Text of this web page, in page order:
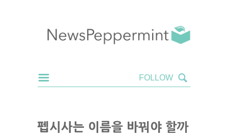
펩시사는 이름을 바꿔야 할까